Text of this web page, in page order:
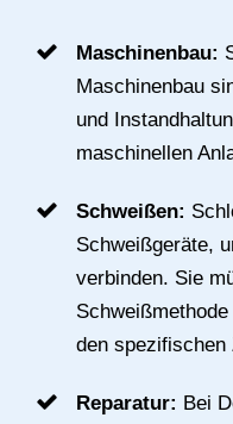
Maschinenbau:
Maschinenbau
und
maschinellen
Schweißen:
Schweißgeräte,
verbinden. Sie
den spezifischen
Reparatur: Bei